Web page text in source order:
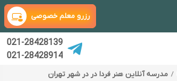
رزرو معلم خصوصی
021-28428139
021-28428914
مدرسه آنلاین هنر فردا در در شهر تهران